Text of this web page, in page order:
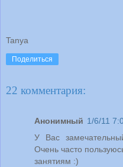
Tanya
Поделиться
22 комментария:
Анонимный 1/6/11
У Вас
Очень часто
занятиям :)